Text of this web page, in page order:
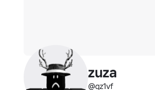
zuza
@qz1vf